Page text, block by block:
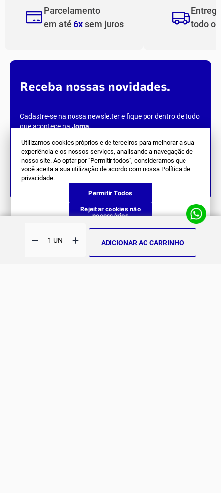
Utilizamos cookies próprios e de terceiros para melhorar a sua
experiência e os nossos serviços, analisando a navegação de
nosso site. Ao optar por "Permitir todos", consideramos que
você aceita a sua utilização de acordo com nossa Política de
privacidade.
Permitir Todos
Rejeitar cookies não
necessários
ADICIONAR AO CARRINHO
Parcelamento
em até 6xsem juros
todo o
Receba nossas novidades.
Cadastre-se na nossa newsletter e fique por dentro de tudo
que acontece naJoma.
Siga Nos
ATENDIMENTO